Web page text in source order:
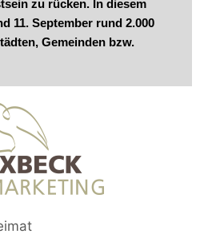
zu rücken. In diesem
11. September rund 2.000
Gemeinden bzw.